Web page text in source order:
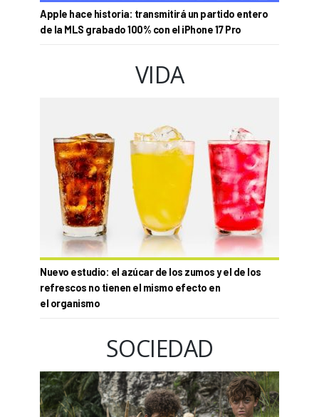
Apple hace historia: transmitirá un partido entero
de la MLS grabado 100% con el iPhone 17 Pro
VIDA
Nuevo estudio: el azúcar de los zumos y el de los
refrescos no tienen el mismo efecto en
el organismo
SOCIEDAD